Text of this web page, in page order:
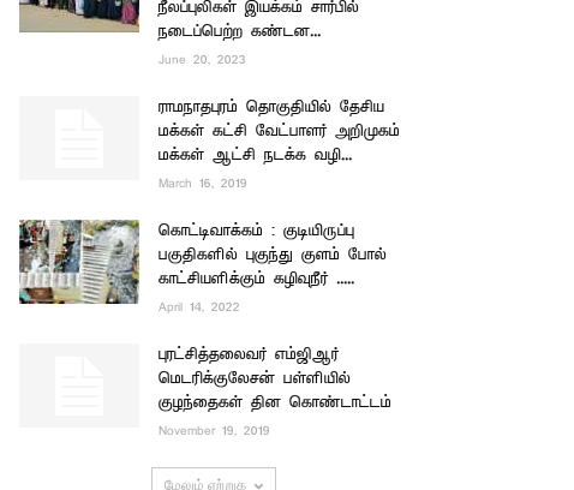
நீலப்புலிகள் இயக்கம் சார்பில்
நடைப்பெற்ற கண்டன...
June 20, 2023
ராமநாதபுரம் தொகுதியில் தேசிய
மக்கள் கட்சி வேட்பாளர் அறிமுகம்
மக்கள் ஆட்சி நடக்க வழி...
March 16, 2019
கொட்டிவாக்கம் : குடியிருப்பு
பகுதிகளில் புகுந்து குளம் போல்
காட்சியளிக்கும் கழிவுநீர் .....
April 14, 2022
புரட்சித்தலைவர் எம்ஜிஆர்
மெடரிக்குலேசன் பள்ளியில்
குழந்தைகள் தின கொண்டாட்டம்
November 19, 2019
மேலும் ஏற்றுக